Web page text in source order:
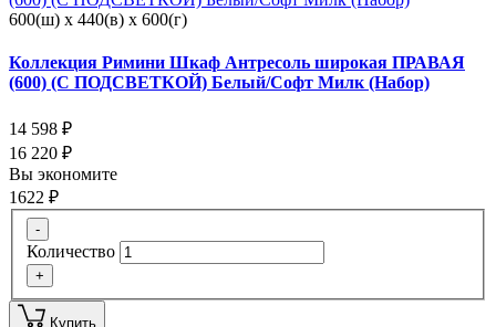
600(ш) x 440(в) x 600(г)
Коллекция Римини Шкаф Антресоль широкая ПРАВАЯ
(600) (С ПОДСВЕТКОЙ) Белый/Софт Милк (Набор)
14 598 ₽
16 220 ₽
Вы экономите
1622 ₽
-
Количество
+
Купить